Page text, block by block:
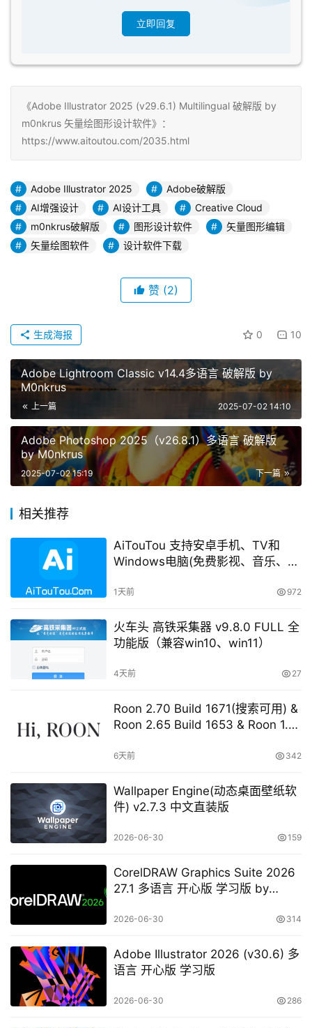
立即回复
《Adobe Illustrator 2025 (v29.6.1) Multilingual 破解版 by
m0nkrus 矢量绘图形设计软件》：
https://www.aitoutou.com/2035.html
Adobe Illustrator 2025
Adobe破解版
AI增强设计
AI设计工具
Creative Cloud
m0nkrus破解版
图形设计软件
矢量图形编辑
矢量绘图软件
设计软件下载
赞 (2)
0 10
生成海报
Adobe Lightroom Classic v14.4多语言 破解版 by
M0nkrus
上一篇 2025-07-02 14:10
Adobe Photoshop 2025（v26.8.1）多语言 破解版
by M0nkrus
下一篇
2025-07-02 15:19
相关推荐
AiTouTou 支持安卓手机、TV和
Windows电脑(免费影视、音乐、电
1天前 972
火车头 高铁采集器 v9.8.0 FULL 全
功能版（兼容win10、win11）
4天前 27
Roon 2.70 Build 1671(搜索可用) &
Roon 2.65 Build 1653 & Roon 1.8
6天前 342
Wallpaper Engine(动态桌面壁纸软
件) v2.7.3 中文直装版
2026-06-30 159
CorelDRAW Graphics Suite 2026
27.1 多语言 开心版 学习版 by
2026-06-30 314
Adobe Illustrator 2026 (v30.6) 多
语言 开心版 学习版
2026-06-30 286